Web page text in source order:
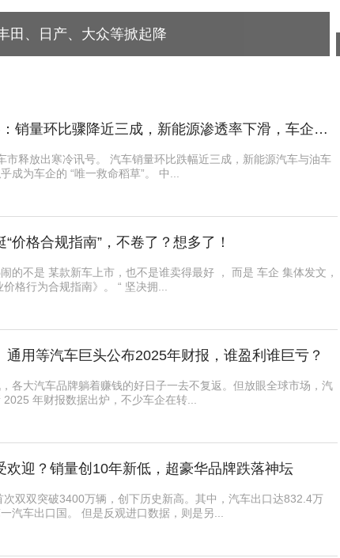
田、日产、大众等掀起降
行业丨1月车市凛冬：销量环比骤降近三成，新能源渗透率下滑，车企如何破局
市释放出寒冷讯号。 汽车销量环比跌幅近三成，新能源汽车与油车
成为车企的 “唯一救命稻草”。 中...
价格合规指南”，不卷了？想多了！
的不是 某款新车上市，也不是谁卖得最好 ， 而是 车企 集体发文，
格行为合规指南》。 “ 坚决拥...
通用等汽车巨头公布2025年财报，谁盈利谁巨亏？
各大汽车品牌躺着赚钱的好日子一去不复返。但放眼全球市场，汽
年财报数据出炉，不少车企在转...
欢迎？销量创10年新低，超豪华品牌跌落神坛
双双突破3400万辆，创下历史新高。其中，汽车出口达832.4万
汽车出口国。 但是反观进口数据，则是另...